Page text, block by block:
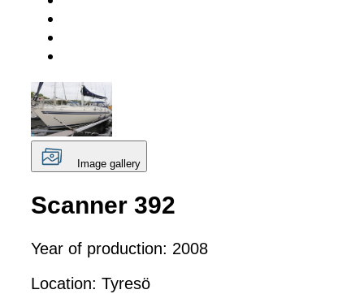
Image gallery
Scanner 392
Year of production: 2008
Location: Tyresö